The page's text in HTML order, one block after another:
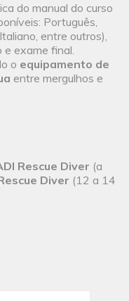
do manual do curso
Português,
entre outros),
e exame final.
o equipamento de
entre mergulhos e
Rescue Diver (a
Diver (12 a 14